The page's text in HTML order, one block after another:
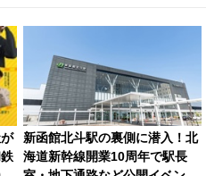
新函館北斗駅の裏側に潜入！北
海道新幹線開業10周年で駅長